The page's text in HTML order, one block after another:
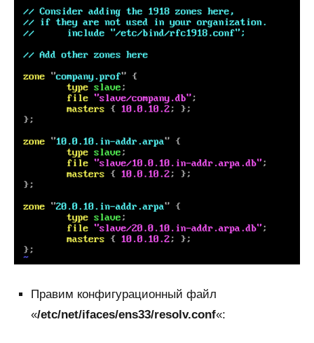
Правим конфигурационный файл
«/etc/net/ifaces/ens33/resolv.conf«: